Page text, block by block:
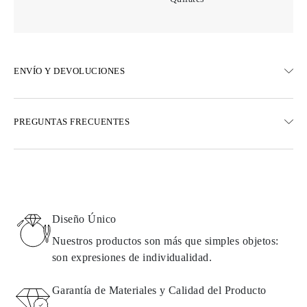
ENVÍO Y DEVOLUCIONES
Opciones de entrega exprés también están disponibles
Detalles sobre métodos de envío, costos y tiempos de entrega se
pueden encontrar en laspreguntas frecuentes sobre la entrega
Todos los productos de Omara se fabrican por encargo según los
PREGUNTAS FRECUENTES
Diseño Único
Nuestros productos son más que simples objetos:
son expresiones de individualidad.
Garantía de Materiales y Calidad del Producto